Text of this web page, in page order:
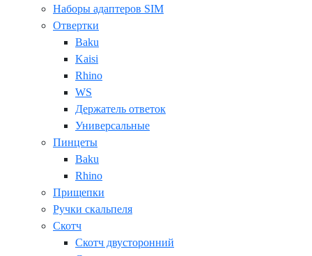
Наборы адаптеров SIM
Отвертки
Baku
Kaisi
Rhino
WS
Держатель ответок
Универсальные
Пинцеты
Baku
Rhino
Прищепки
Ручки скальпеля
Скотч
Скотч двусторонний